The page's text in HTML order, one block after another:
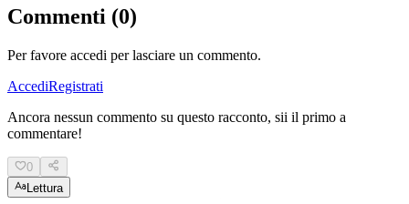
Commenti (0)
Per favore accedi per lasciare un commento.
AccediRegistrati
Ancora nessun commento su questo racconto, sii il primo a
commentare!
0
Lettura